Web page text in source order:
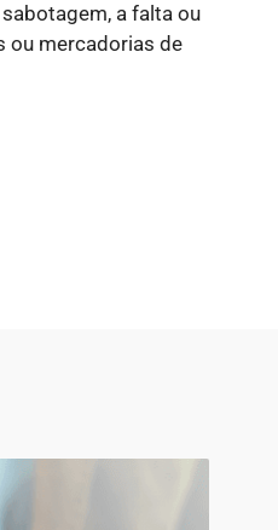
a falta ou
ou mercadorias de